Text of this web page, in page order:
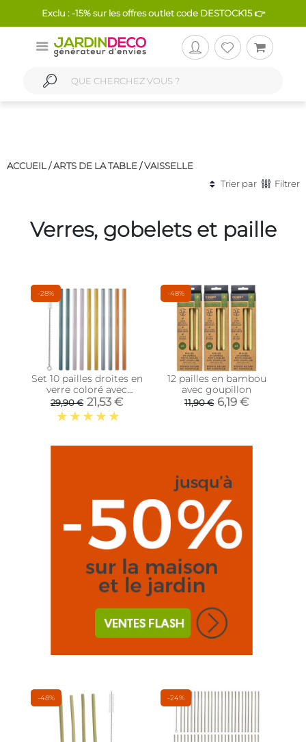
Exclu : -15% sur les offres outlet code DESTOCK15 👉
ACCUEIL /ARTS DE LA TABLE/VAISSELLE
Trier par
Filtrer
Verres, gobelets et paille
-28%
Set 10 pailles droites en
verre coloré avec
goupillon
29,90 € 21,53 €
-48%
12 pailles en bambou
avec goupillon
11,90 € 6,19 €
-48% -24%